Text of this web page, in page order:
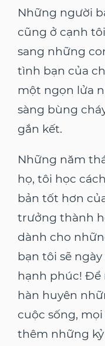
Những người
cũng ở cạnh
sang những
tình bạn của
một ngọn lửa
sàng bùng
gắn kết.
Những năm
họ, tôi học
bản tốt hơn
trưởng thành
dành cho
bạn tôi sẽ
hạnh phúc! Để
hàn huyên
cuộc sống,
thêm những